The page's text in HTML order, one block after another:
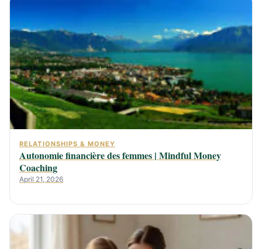
RELATIONSHIPS & MONEY
Autonomie financière des femmes | Mindful Money
Coaching
April 21, 2026